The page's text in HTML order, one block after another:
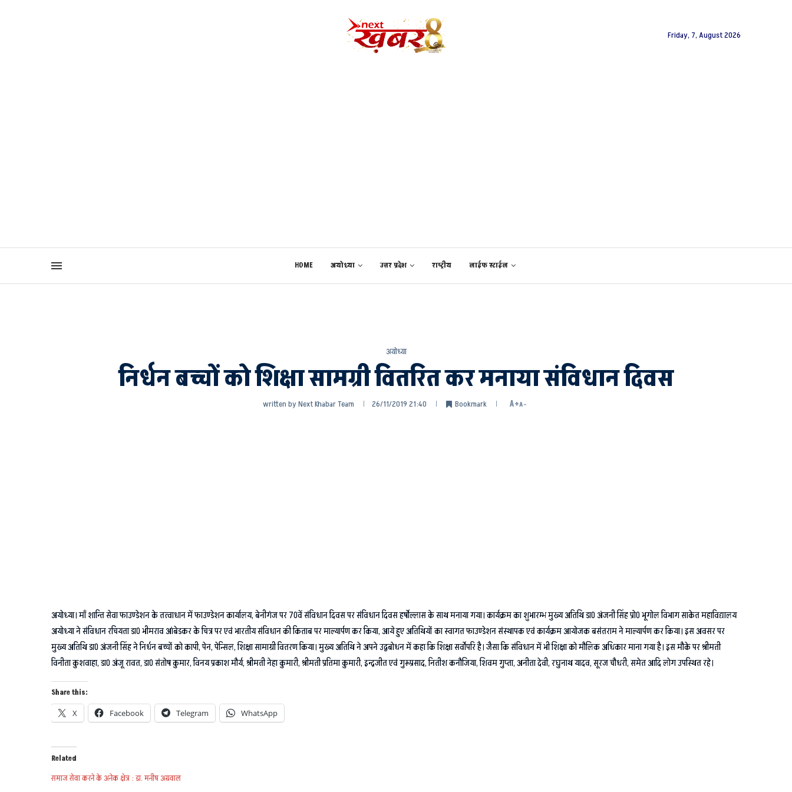
Friday, 7, August 2026
HOME अयोध्या उत्तर प्रदेश राष्ट्रीय लाईफ स्टाईल
अयोध्या
निर्धन बच्चों को शिक्षा सामग्री वितरित कर मनाया संविधान दिवस
written byNext Khabar Team 26/11/2019 21:40 Bookmark A+A-
अयोध्या। माँ शान्ति सेवा फाउण्डेशन के तत्वाधान में फाउण्डेशन कार्यालय, बेनीगंज पर 70वें संविधान दिवस पर संविधान दिवस हर्षोल्लास के साथ मनाया गया। कार्यक्रम का शुभारम्भ मुख्य अतिथि डा0 अंजनी सिंह प्रो0 भूगोल विभाग साकेत महाविद्यालय
अयोध्या ने संविधान रचियता डा0 भीमराव आंबेडकर के चित्र पर एवं भारतीय संविधान की किताब पर माल्यार्पण कर किया, आये हुए अतिथियों का स्वागत फाउण्डेशन संस्थापक एवं कार्यक्रम आयोजक बसंतराम ने माल्यार्पण कर किया। इस अवसर पर
मुख्य अतिथि डा0 अंजनी सिंह ने निर्धन बच्चों को कापी, पेन, पेन्सिल, शिक्षा सामाग्री वितरण किया। मुख्य अतिथि ने अपने उद्वबोधन में कहा कि शिक्षा सर्वोपरि है। जैसा कि संविधान में भी शिक्षा को मौलिक अधिकार माना गया है। इस मौके पर श्रीमती
विनीता कुशवाहा, डा0 अंजू रावत, डा0 संतोष कुमार, विनय प्रकाश मौर्य, श्रीमती नेहा कुमारी, श्रीमती प्रतिमा कुमारी, इन्द्रजीत एवं गुरूप्रसाद, नितीश कनौजिया, शिवम गुप्ता, अनीता देवी, रघुनाथ यादव, सूरज चौधरी, समेत आदि लोग उपस्थित रहे।
Share this:
X Facebook Telegram WhatsApp
Related
समाज सेवा करने के अनेक क्षेत्र : डा. मनीष अग्रवाल